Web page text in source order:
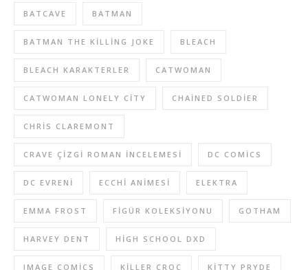
BATCAVE BATMAN
BATMAN THE KILLING JOKE BLEACH
BLEACH KARAKTERLER CATWOMAN
CATWOMAN LONELY CITY CHAINED SOLDIER
CHRIS CLAREMONT
CRAVE ÇIZGI ROMAN INCELEMESI DC COMICS
DC EVRENI ECCHI ANIMESI ELEKTRA
EMMA FROST FIGÜR KOLEKSIYONU GOTHAM
HARVEY DENT HIGH SCHOOL DXD
IMAGE COMICS KILLER CROC KITTY PRYDE